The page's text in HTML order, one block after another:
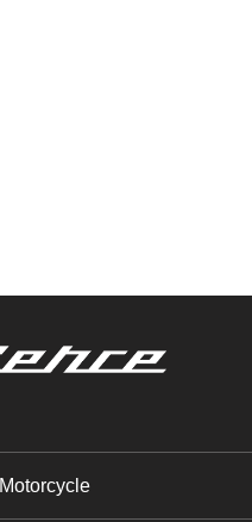
Motorcycle